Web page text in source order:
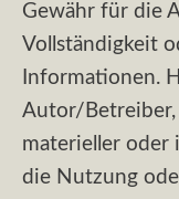
Gewähr für die
Vollständigkeit
Informationen.
Autor/Betreiber,
materieller oder
die Nutzung